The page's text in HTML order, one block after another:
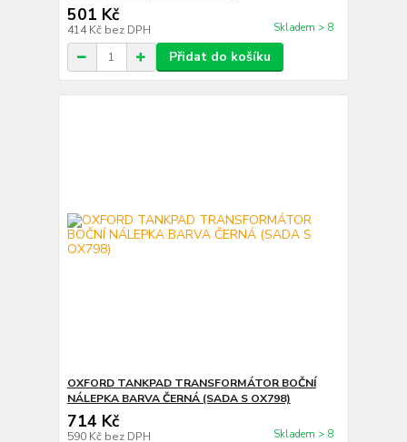
501 Kč
414 Kč bez DPH Skladem > 8
Přidat do košíku
OXFORD TANKPAD TRANSFORMÁTOR BOČNÍ
NÁLEPKA BARVA ČERNÁ (SADA S OX798)
714 Kč
590 Kč bez DPH Skladem > 8